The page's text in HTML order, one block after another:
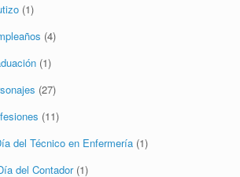
(1)
(4)
(1)
(27)
(11)
del Técnico en Enfermería (1)
del Contador (1)